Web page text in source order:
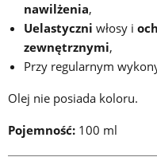
nawilżenia,
Uelastyczni włosy i
zewnętrznymi,
Przy regularnym
Olej nie posiada koloru.
Pojemność: 100 ml